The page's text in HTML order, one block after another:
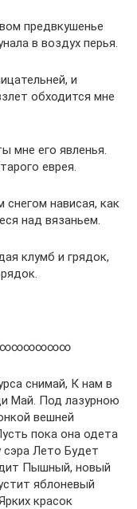
предвкушенье
в воздух перья.
и
обходится мне
мне его явленья.
еврея.
снегом нависая, как
над вязаньем.
клумб и грядок,
снимай, К нам в
Май. Под лазурною
вешней
пока она одета
сэра Лето Будет
Пышный, новый
яблоневый
красок